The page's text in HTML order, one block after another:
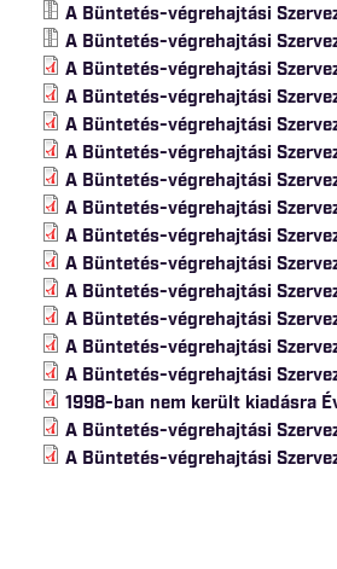
A Büntetés-végrehajtási
A Büntetés-végrehajtási
A Büntetés-végrehajtási
A Büntetés-végrehajtási
A Büntetés-végrehajtási
A Büntetés-végrehajtási
A Büntetés-végrehajtási
A Büntetés-végrehajtási
A Büntetés-végrehajtási
A Büntetés-végrehajtási
A Büntetés-végrehajtási
A Büntetés-végrehajtási
A Büntetés-végrehajtási
A Büntetés-végrehajtási
1998-ban nem került kiadásra
A Büntetés-végrehajtási
A Büntetés-végrehajtási